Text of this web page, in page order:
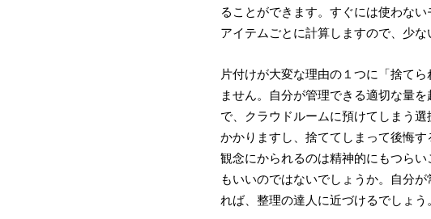
ることができます。すぐには使わな
アイテムごとに計算しますので、少な
片付けが大変な理由の１つに「捨て
ません。自分が管理できる適切な量
で、クラウドルームに預けてしまう
かかりますし、捨ててしまって後悔
観念にかられるのは精神的にもつら
もいいのではないでしょうか。自分
れば、整理の達人に近づけるでしょう。